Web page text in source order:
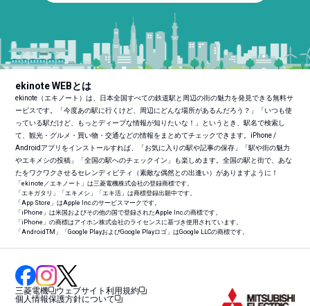
ekinote WEBとは
ekinote（エキノート）は、日本全国すべての鉄道駅と周辺の街の魅力を発見できる無料サ
ービスです。「今度あの駅に行くけど、周辺にどんな場所があるんだろう？」「いつも使
っている駅だけど、もっとディープな情報が知りたいな！」というとき、駅名で検索し
て、観光・グルメ・買い物・交通などの情報をまとめてチェックできます。iPhone /
Androidアプリをインストールすれば、「お気に入りの駅や記事の保存」「駅や街の魅力
やエキメシの投稿」「全国の駅へのチェックイン」も楽しめます。全国の駅と街で、あな
たをワクワクさせるセレンディピティ（素敵な偶然との出逢い）がありますように！
「ekinote／エキノート」は三菱電機株式会社の登録商標です。
「エキガタリ」「エキメシ」「エキ活」は商標登録出願中です。
「App Store」はApple Inc.のサービスマークです。
「iPhone」は米国およびその他の国で登録されたApple Inc.の商標です。
「iPhone」の商標はアイホン株式会社のライセンスに基づき使用されています。
「AndroidTM 」「Google PlayおよびGoogle Playロゴ」はGoogle LLCの商標です。
三菱電機
ウェブサイト利用規約
個人情報保護方針について